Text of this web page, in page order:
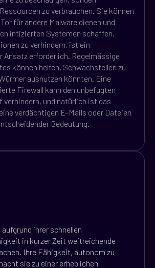
ihrer schnellen
in kurzer Zeit weitreichende
Ihre Fähigkeit, autonom zu
sie zu einer erheblichen
zu verbrauchen. Sie können
für andere Malware dienen und
infizierten Systemen schaffen.
zu verhindern, ist ein
Ansatz erforderlich. Regelmässige
können helfen, Schwachstellen zu
ausnutzen könnten. Eine
Firewall kann den unbefugten
und natürlich ist das
verdächtigen E-Mails oder Dateien
Bedeutung.